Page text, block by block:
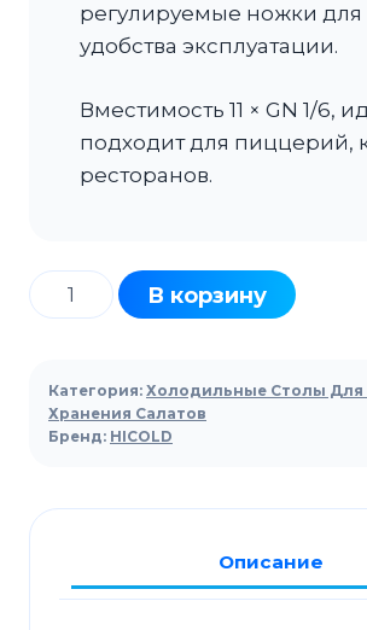
регулируемые ножки для
удобства эксплуатации.
Вместимость 11 × GN 1/6,
подходит для пиццерий,
ресторанов.
Количество
товара
для
пиццы
HICOLD
311/GN
В корзину
Категория: Холодильные Столы
Хранения Салатов
Бренд: HICOLD
Описание